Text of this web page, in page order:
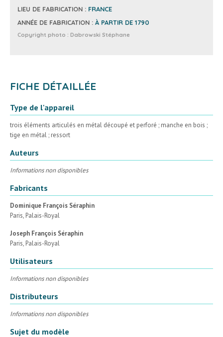
LIEU DE FABRICATION : FRANCE
ANNÉE DE FABRICATION : À PARTIR DE 1790
Copyright photo : Dabrowski Stéphane
FICHE DÉTAILLÉE
Type de l'appareil
trois éléments articulés en métal découpé et perforé ; manche en bois ;
tige en métal ; ressort
Auteurs
Informations non disponibles
Fabricants
Dominique François Séraphin
Paris, Palais-Royal
Joseph François Séraphin
Paris, Palais-Royal
Utilisateurs
Informations non disponibles
Distributeurs
Informations non disponibles
Sujet du modèle